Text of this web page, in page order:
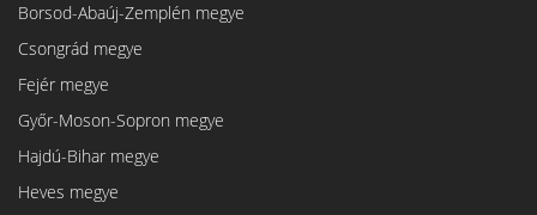
Borsod-Abaúj-Zemplén megye
Csongrád megye
Fejér megye
Győr-Moson-Sopron megye
Hajdú-Bihar megye
Heves megye